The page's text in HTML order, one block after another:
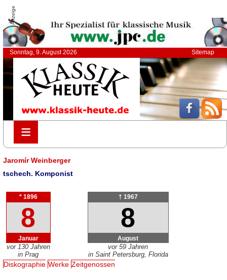
Anzeige
Sonntag, 9. August 2026 Sitemap
≡
≡
Jaromír Weinberger
tschech. Komponist
* 1896
8
Januar
vor 130 Jahren
in Prag
† 1967
8
August
vor 59 Jahren
in Saint Petersburg, Florida
Diskographie Werke Zeitgenossen